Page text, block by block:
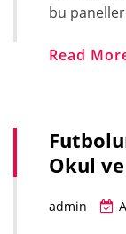
bu
Read
Okul
admin